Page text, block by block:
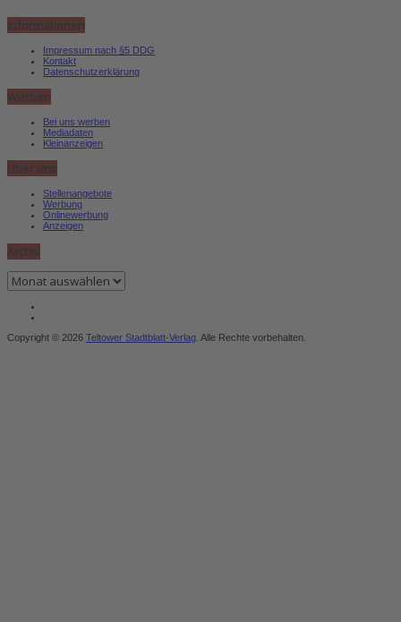
Informationen
Impressum nach §5 DDG
Kontakt
Datenschutzerklärung
Werben
Bei uns werben
Mediadaten
Kleinanzeigen
Über uns
Stellenangebote
Werbung
Onlinewerbung
Anzeigen
Archiv
Archiv
Copyright © 2026 Teltower Stadtblatt-Verlag . Alle Rechte vorbehalten.